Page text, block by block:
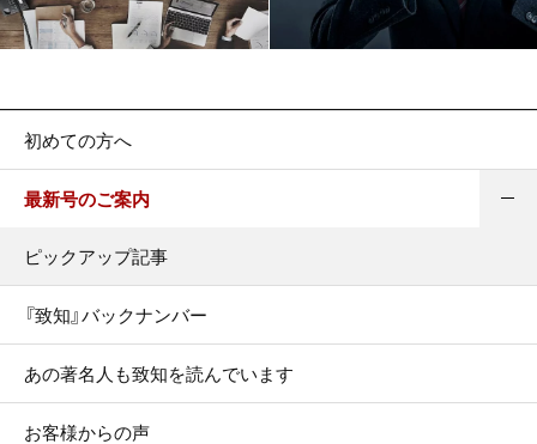
初めての方へ
最新号のご案内
ピックアップ記事
『致知』バックナンバー
あの著名人も致知を読んでいます
お客様からの声